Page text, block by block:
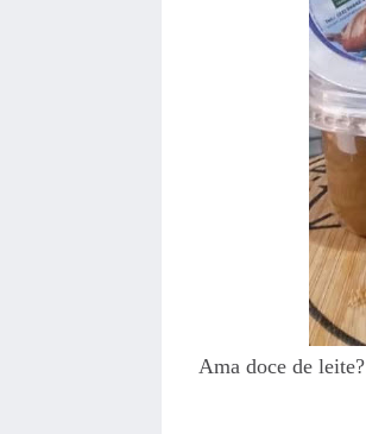
Ama doce de leite?